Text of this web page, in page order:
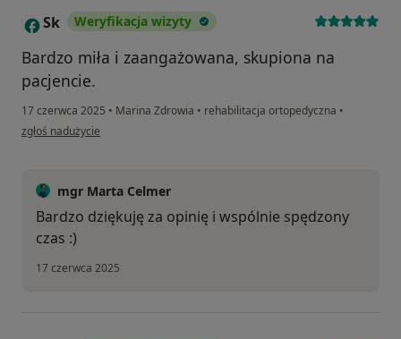
S Sk Weryfikacja wizyty
Bardzo miła i zaangażowana, skupiona na
pacjencie.
17 czerwca 2025 • Marina Zdrowia • rehabilitacja ortopedyczna •
w opinii użytkownika Sk
zgłoś nadużycie
mgr Marta Celmer
Bardzo dziękuję za opinię i wspólnie spędzony
czas :)
17 czerwca 2025